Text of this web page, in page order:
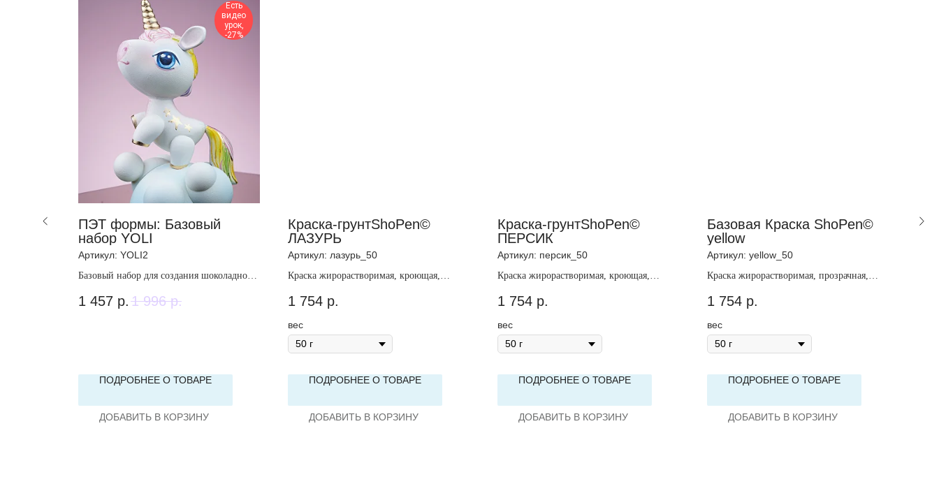
Есть
видео
урок,
-27%
ПЭТ формы: Базовый
набор YOLI
Артикул: YOLI2
Базовый набор для создания шоколадной
1 457 р. 1 996 р.
ПОДРОБНЕЕ О ТОВАРЕ
ДОБАВИТЬ В КОРЗИНУ
Краска-грунтShoPen©
ЛАЗУРЬ
Артикул: лазурь_50
Краска жирорастворимая, кроющая,
1 754 р.
вес
ПОДРОБНЕЕ О ТОВАРЕ
ДОБАВИТЬ В КОРЗИНУ
Краска-грунтShoPen©
ПЕРСИК
Артикул: персик_50
Краска жирорастворимая, кроющая,
1 754 р.
вес
ПОДРОБНЕЕ О ТОВАРЕ
ДОБАВИТЬ В КОРЗИНУ
Базовая Краска ShoPen©
yellow
Артикул: yellow_50
Краска жирорастворимая, прозрачная,
1 754 р.
вес
ПОДРОБНЕЕ О ТОВАРЕ
ДОБАВИТЬ В КОРЗИНУ